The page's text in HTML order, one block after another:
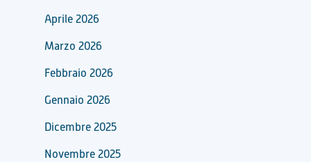
Aprile 2026
Marzo 2026
Febbraio 2026
Gennaio 2026
Dicembre 2025
Novembre 2025